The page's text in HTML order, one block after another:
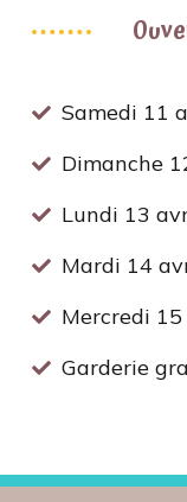
Samedi 11
Dimanche
Lundi 13
Mardi 14
Mercredi
Garderie